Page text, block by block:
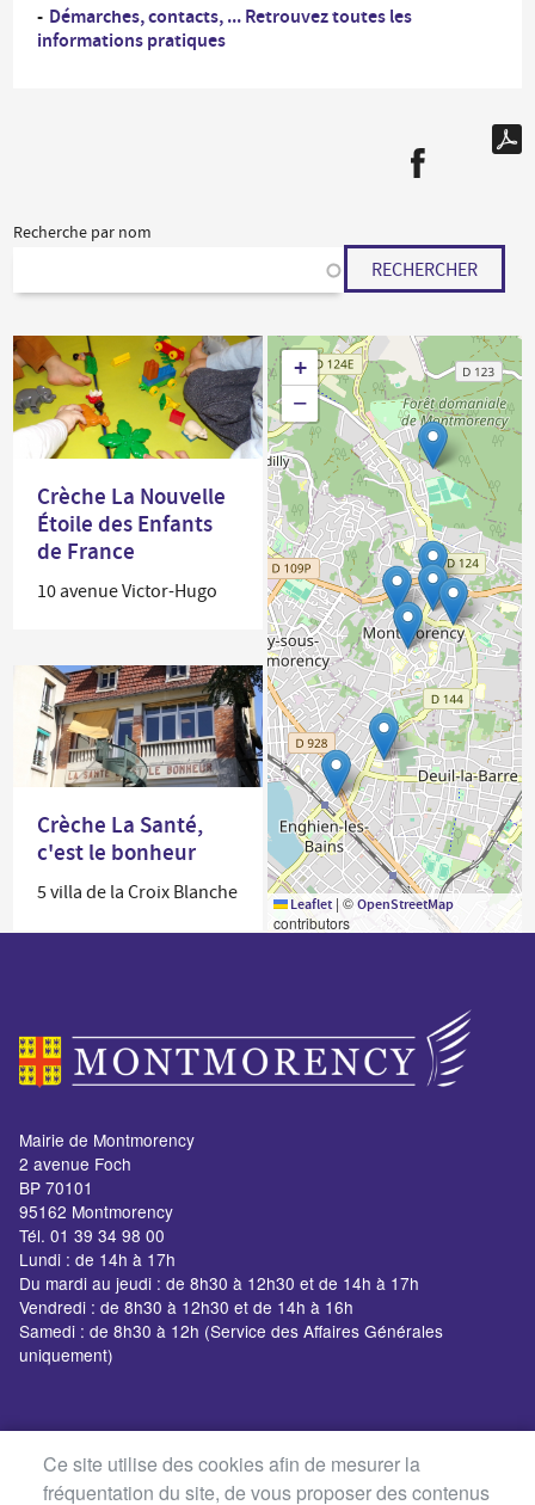
Démarches, contacts, ... Retrouvez toutes les
informations pratiques
Recherche par nom
RECHERCHER
Crèche La Nouvelle
Étoile des Enfants
de France
10 avenue Victor-Hugo
Crèche La Santé,
c'est le bonheur
5 villa de la Croix Blanche
12 rue des Sablons
Farfadets
21 bis rue de Jaigny
+
−
Leaflet | ©OpenStreetMap
contributors
Mairie de Montmorency
2 avenue Foch
BP 70101
95162 Montmorency
Tél. 01 39 34 98 00
Lundi : de 14h à 17h
Du mardi au jeudi : de 8h30 à 12h30 et de 14h à 17h
Vendredi : de 8h30 à 12h30 et de 14h à 16h
Samedi : de 8h30 à 12h (Service des Affaires Générales
uniquement)
Ce site utilise des cookies afin de mesurer la
fréquentation du site, de vous proposer des contenus